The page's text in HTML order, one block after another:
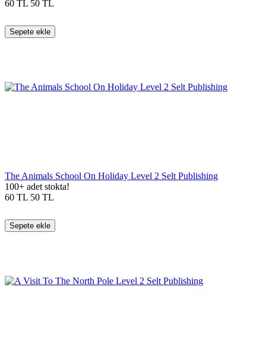
60 TL 50 TL
Sepete ekle
The Animals School On Holiday Level 2 Selt Publishing
100+ adet stokta!
60 TL 50 TL
Sepete ekle